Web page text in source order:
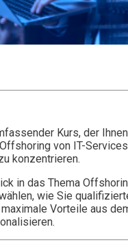
Kurs, der
von IT-
konzentrieren.
in das Thema
wie Sie
Vorteile aus